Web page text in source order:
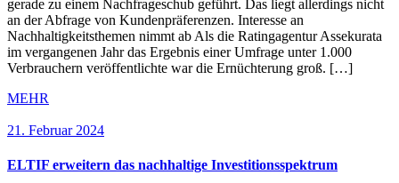
gerade zu einem Nachfrageschub geführt. Das liegt allerdings nicht
an der Abfrage von Kundenpräferenzen. Interesse an
Nachhaltigkeitsthemen nimmt ab Als die Ratingagentur Assekurata
im vergangenen Jahr das Ergebnis einer Umfrage unter 1.000
Verbrauchern veröffentlichte war die Ernüchterung groß. […]
MEHR
21. Februar 2024
ELTIF erweitern das nachhaltige Investitionsspektrum